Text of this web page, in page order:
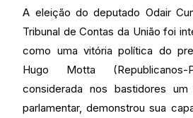
A eleição do deputado Odair
Tribunal de Contas da União foi
como uma vitória política do
Hugo Motta
considerada nos bastidores
parlamentar, demonstrou sua